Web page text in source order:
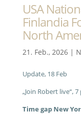
USA
Finlandia
North
21. Feb., 2026|
Update, 18 Feb
„Join Robert live“,
Time gap New